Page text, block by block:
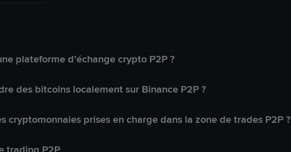
plateforme d’échange crypto P2P ?
des bitcoins localement sur Binance P2P ?
cryptomonnaies prises en charge dans la zone de trades P2P ?